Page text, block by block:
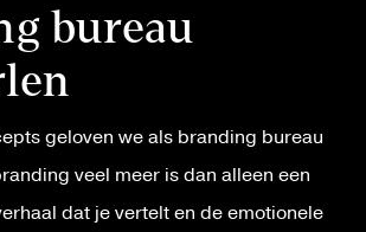
bureau
geloven we als branding bureau
veel meer is dan alleen een
dat je vertelt en de emotionele